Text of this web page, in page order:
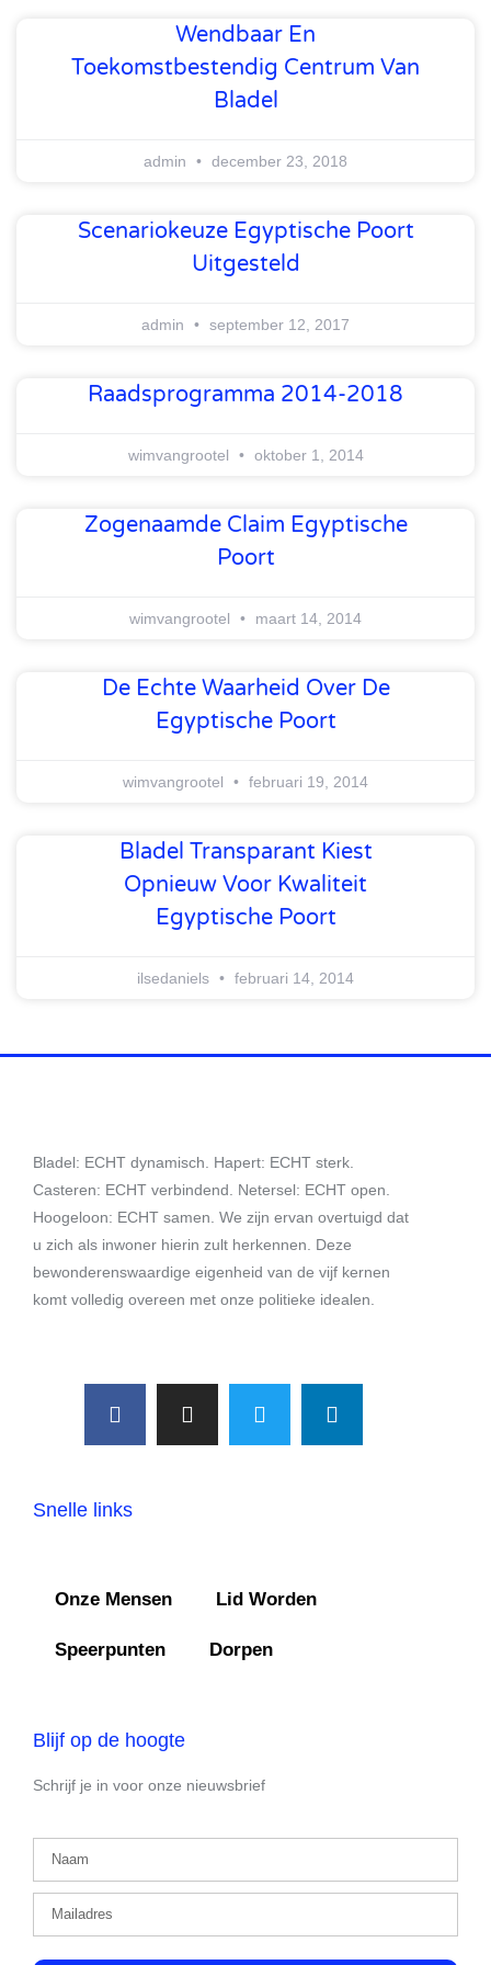
Wendbaar En
Toekomstbestendig Centrum Van
Bladel
admin december 23, 2018
Scenariokeuze Egyptische Poort
Uitgesteld
admin september 12, 2017
Raadsprogramma 2014-2018
wimvangrootel oktober 1, 2014
Zogenaamde Claim Egyptische
Poort
wimvangrootel maart 14, 2014
De Echte Waarheid Over De
Egyptische Poort
wimvangrootel februari 19, 2014
Bladel Transparant Kiest
Opnieuw Voor Kwaliteit
Egyptische Poort
ilsedaniels februari 14, 2014
Bladel: ECHT dynamisch. Hapert: ECHT sterk.
Casteren: ECHT verbindend. Netersel: ECHT open.
Hoogeloon: ECHT samen. We zijn ervan overtuigd dat
u zich als inwoner hierin zult herkennen. Deze
bewonderenswaardige eigenheid van de vijf kernen
komt volledig overeen met onze politieke idealen.
Snelle links
Onze Mensen Lid Worden
Speerpunten Dorpen
Blijf op de hoogte
Schrijf je in voor onze nieuwsbrief